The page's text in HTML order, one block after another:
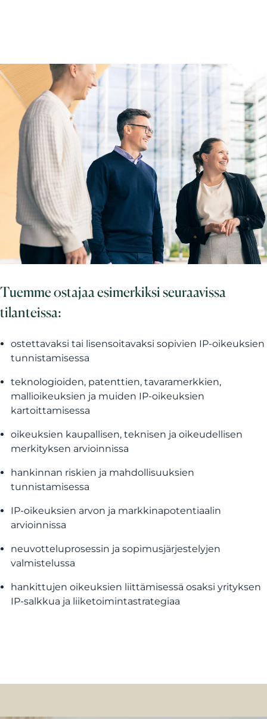
Tuemme ostajaa esimerkiksi seuraavissa
tilanteissa:
ostettavaksi tai lisensoitavaksi sopivien IP-oikeuksien
tunnistamisessa
teknologioiden, patenttien, tavaramerkkien,
mallioikeuksien ja muiden IP-oikeuksien
kartoittamisessa
oikeuksien kaupallisen, teknisen ja oikeudellisen
merkityksen arvioinnissa
hankinnan riskien ja mahdollisuuksien
tunnistamisessa
IP-oikeuksien arvon ja markkinapotentiaalin
arvioinnissa
neuvotteluprosessin ja sopimusjärjestelyjen
valmistelussa
hankittujen oikeuksien liittämisessä osaksi yrityksen
IP-salkkua ja liiketoimintastrategiaa